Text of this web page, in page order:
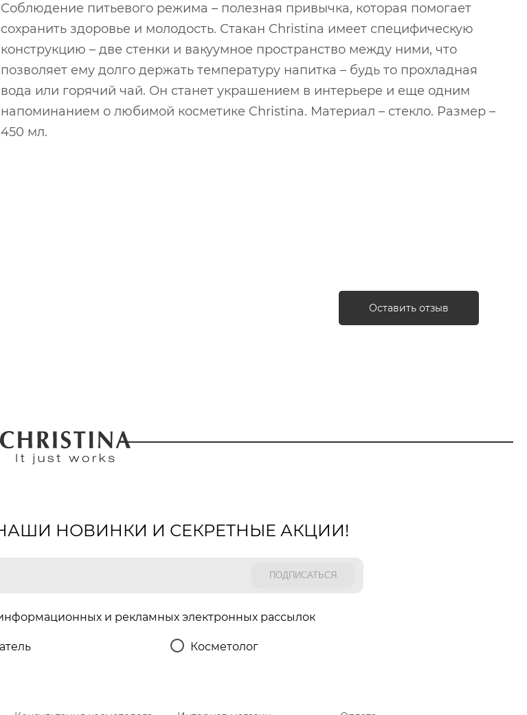
Соблюдение питьевого режима – полезная привычка, которая помогает
сохранить здоровье и молодость. Стакан Christina имеет специфическую
конструкцию – две стенки и вакуумное пространство между ними, что
позволяет ему долго держать температуру напитка – будь то прохладная
вода или горячий чай. Он станет украшением в интерьере и еще одним
напоминанием о любимой косметике Christina. Материал – стекло. Размер –
450 мл.
Оставить отзыв
НОВИНКИ И СЕКРЕТНЫЕ АКЦИИ!
и рекламных электронных рассылок
Косметолог